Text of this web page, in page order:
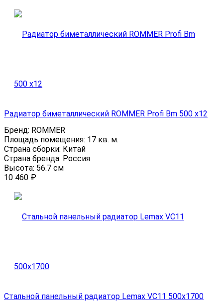
Радиатор биметаллический ROMMER Profi Bm 500 x12
Бренд: ROMMER
Площадь помещения: 17 кв. м.
Страна сборки: Китай
Страна бренда: Россия
Высота: 56.7 см
10 460 ₽
Стальной панельный радиатор Lemax VC11 500х1700